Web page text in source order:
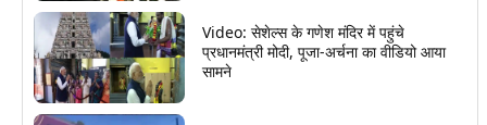
Video: सेशेल्स के गणेश मंदिर में पहुंचे
प्रधानमंत्री मोदी, पूजा-अर्चना का वीडियो आया
सामने